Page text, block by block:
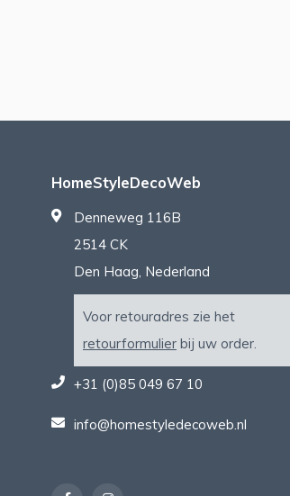
HomeStyleDecoWeb
Denneweg 116B
2514 CK
Den Haag, Nederland
Voor retouradres zie het
retourformulier bij uw order.
+31 (0)85 049 67 10
info@homestyledecoweb.nl